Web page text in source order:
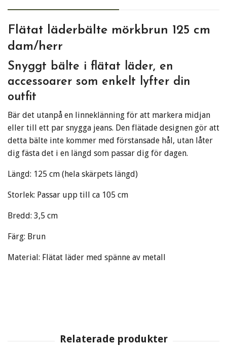
Flätat läderbälte mörkbrun 125 cm
dam/herr
Snyggt bälte i flätat läder, en
accessoarer som enkelt lyfter din
outfit
Bär det utanpå en linneklänning för att markera midjan
eller till ett par snygga jeans. Den flätade designen gör att
detta bälte inte kommer med förstansade hål, utan låter
dig fästa det i en längd som passar dig för dagen.
Längd: 125 cm (hela skärpets längd)
Storlek: Passar upp till ca 105 cm
Bredd: 3,5 cm
Färg: Brun
Material: Flätat läder med spänne av metall